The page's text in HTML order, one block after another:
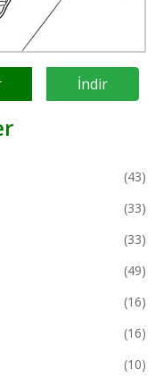
İndir
(43)
(33)
(33)
(49)
(16)
(16)
(10)